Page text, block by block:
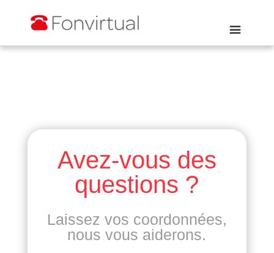
Avez-vous des
questions ?
Laissez vos coordonnées,
nous vous aiderons.